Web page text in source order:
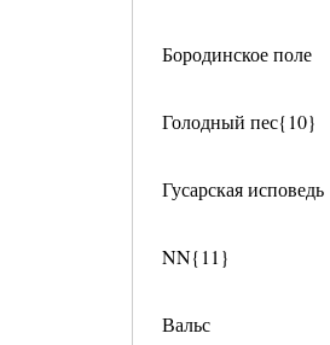
Бородинское поле
Голодный пес{10}
Гусарская исповедь
NN{11}
Вальс